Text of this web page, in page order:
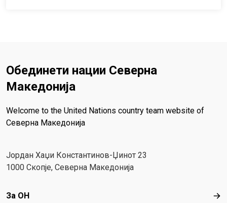
Обединети нации Северна
Македонија
Welcome to the United Nations country team website of
Северна Македонија
Јордан Хаџи Константинов-Џинот 23
1000 Скопје, Северна Македонија
Footer menu
За ОН За